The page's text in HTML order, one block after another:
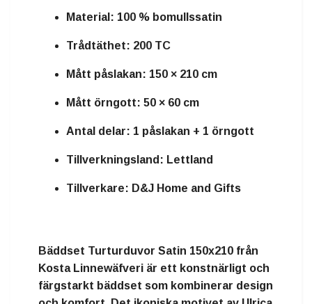
Material: 100 % bomullssatin
Trådtäthet: 200 TC
Mått påslakan: 150 × 210 cm
Mått örngott: 50 × 60 cm
Antal delar: 1 påslakan + 1 örngott
Tillverkningsland: Lettland
Tillverkare: D&J Home and Gifts
Bäddset Turturduvor Satin 150x210 från
Kosta Linnewäfveri är ett konstnärligt och
färgstarkt bäddset som kombinerar design